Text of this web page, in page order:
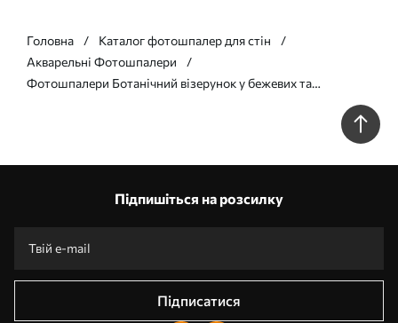
Головна
Каталог фотошпалер для стін
Акварельні Фотошпалери
Фотошпалери Ботанічний візерунок у бежевих та
Підпишіться на розсилку
Підписатися